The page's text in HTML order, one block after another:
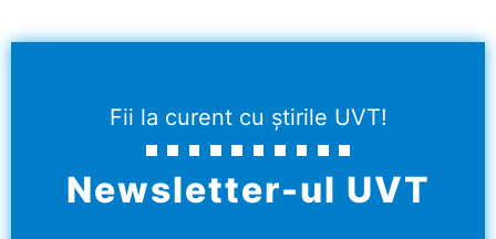
Fii la curent cu știrile UVT!
Newsletter-ul UVT